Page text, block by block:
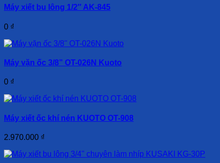
Máy xiết bu lông 1/2″ AK-845
0 ₫
Máy vặn ốc 3/8” OT-026N Kuoto
0 ₫
Máy xiết ốc khí nén KUOTO OT-908
2.970.000 ₫